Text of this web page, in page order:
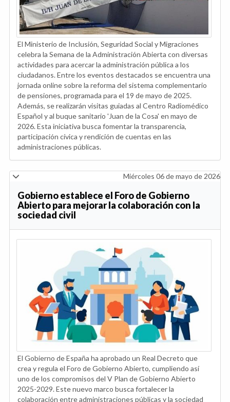
El Ministerio de Inclusión, Seguridad Social y Migraciones
celebra la Semana de la Administración Abierta con diversas
actividades para acercar la administración pública a los
ciudadanos. Entre los eventos destacados se encuentra una
jornada online sobre la reforma del sistema complementario
de pensiones, programada para el 19 de mayo de 2025.
Además, se realizarán visitas guiadas al Centro Radiomédico
Español y al buque sanitario 'Juan de la Cosa' en mayo de
2026. Esta iniciativa busca fomentar la transparencia,
participación cívica y rendición de cuentas en las
administraciones públicas.
Miércoles 06 de mayo de 2026
Gobierno establece el Foro de Gobierno
Abierto para mejorar la colaboración con la
sociedad civil
El Gobierno de España ha aprobado un Real Decreto que
crea y regula el Foro de Gobierno Abierto, cumpliendo así
uno de los compromisos del V Plan de Gobierno Abierto
2025-2029. Este nuevo marco busca fortalecer la
colaboración entre administraciones públicas y la sociedad